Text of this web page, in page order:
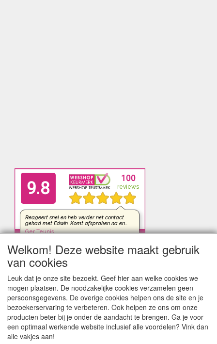
Welkom! Deze website maakt gebruik
van cookies
Leuk dat je onze site bezoekt. Geef hier aan welke cookies we
mogen plaatsen. De noodzakelijke cookies verzamelen geen
persoonsgegevens. De overige cookies helpen ons de site en je
bezoekerservaring te verbeteren. Ook helpen ze ons om onze
producten beter bij je onder de aandacht te brengen. Ga je voor
een optimaal werkende website inclusief alle voordelen? Vink dan
alle vakjes aan!